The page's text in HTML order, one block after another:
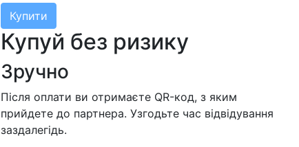
Купити
Купуй без ризику
Зручно
Після оплати ви отримаєте QR-код, з яким
прийдете до партнера. Узгодьте час відвідування
заздалегідь.